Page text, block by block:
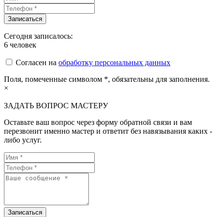
Сегодня записалось:
6 человек
Согласен на обработку персональных данных
Поля, помеченные символом *, обязательны для заполнения.
×
ЗАДАТЬ ВОПРОС МАСТЕРУ
Оставьте ваш вопрос через форму обратной связи и вам
перезвонит именно мастер и ответит без навязывания каких -
либо услуг.